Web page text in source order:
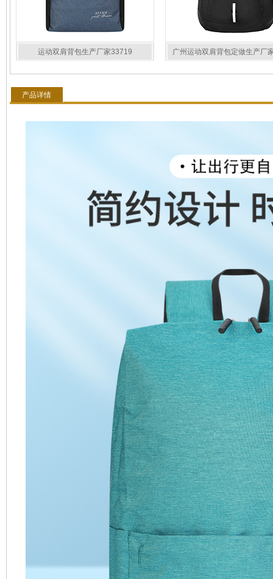
运动双肩背包生产厂家33719 广州运动双肩背包定做生产厂
产品详情